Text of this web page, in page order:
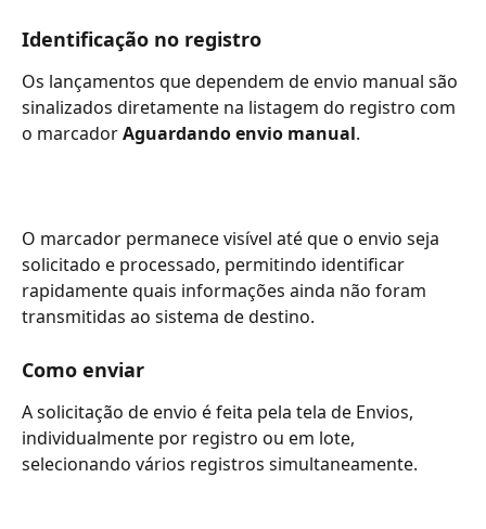
Identificação no registro
Os lançamentos que dependem de envio manual são
sinalizados diretamente na listagem do registro com
o marcador Aguardando envio manual.
O marcador permanece visível até que o envio seja
solicitado e processado, permitindo identificar
rapidamente quais informações ainda não foram
transmitidas ao sistema de destino.
Como enviar
A solicitação de envio é feita pela tela de Envios,
individualmente por registro ou em lote,
selecionando vários registros simultaneamente.